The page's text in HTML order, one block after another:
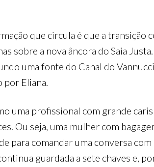
que circula é que a transição
sobre a nova âncora do Saia
uma fonte do Canal do
por Eliana.
uma profissional com grande
Ou seja, uma mulher com
para comandar uma conversa
guardada a sete chaves e,